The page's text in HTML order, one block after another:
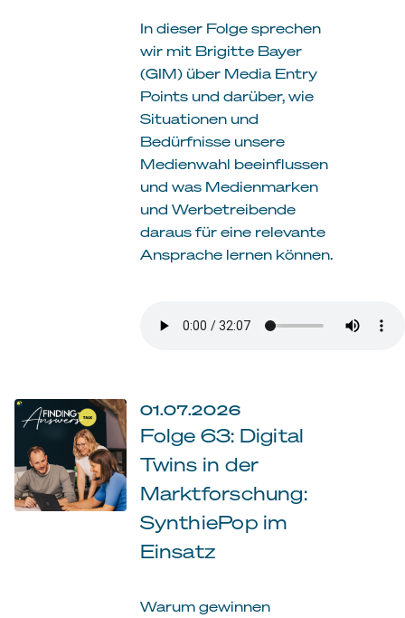
In dieser Folge sprechen
wir mit Brigitte Bayer
(GIM) über Media Entry
Points und darüber, wie
Situationen und
Bedürfnisse unsere
Medienwahl beeinflussen
und was Medienmarken
und Werbetreibende
daraus für eine relevante
Ansprache lernen können.
01.07.2026
Folge 63: Digital
Twins in der
Marktforschung:
SynthiePop im
Einsatz
Warum gewinnen